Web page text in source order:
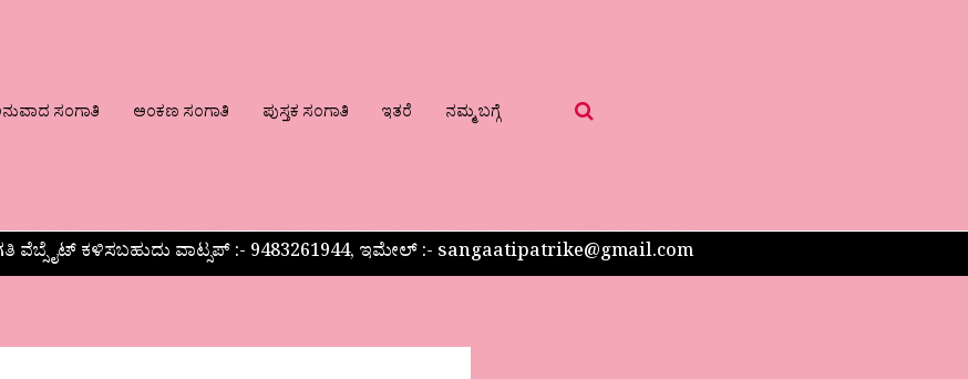
ಸಂಗಾತಿ ಅಂಕಣ ಸಂಗಾತಿ ಪುಸ್ತಕ ಸಂಗಾತಿ ಇತರೆ ನಮ್ಮ ಬಗ್ಗೆ
ವೆಬ್ಸೈಟ್ ಕಳಿಸಬಹುದು ವಾಟ್ಸಪ್‌ :- 9483261944, ಇಮೇಲ್ :- sangaatipatrike@gmail.com